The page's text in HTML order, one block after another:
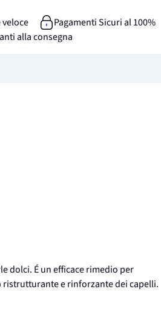
veloce
Pagamenti Sicuri al 100%
alla consegna
dolci. É un efficace rimedio per
e rinforzante dei capelli.